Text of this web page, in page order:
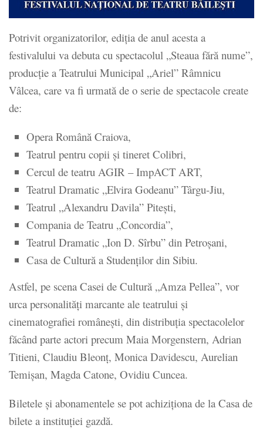
Potrivit organizatorilor, ediţia de anul acesta a
festivalului va debuta cu spectacolul „Steaua fără nume”,
producţie a Teatrului Municipal „Ariel” Râmnicu
Vâlcea, care va fi urmată de o serie de spectacole create
de:
Opera Română Craiova,
Teatrul pentru copii şi tineret Colibri,
Cercul de teatru AGIR – ImpACT ART,
Teatrul Dramatic „Elvira Godeanu” Târgu-Jiu,
Teatrul „Alexandru Davila” Piteşti,
Compania de Teatru „Concordia”,
Teatrul Dramatic „Ion D. Sîrbu” din Petroşani,
Casa de Cultură a Studenţilor din Sibiu.
Astfel, pe scena Casei de Cultură „Amza Pellea”, vor
urca personalităţi marcante ale teatrului şi
cinematografiei româneşti, din distribuţia spectacolelor
făcând parte actori precum Maia Morgenstern, Adrian
Titieni, Claudiu Bleonţ, Monica Davidescu, Aurelian
Temişan, Magda Catone, Ovidiu Cuncea.
Biletele şi abonamentele se pot achiziţiona de la Casa de
bilete a instituţiei gazdă.